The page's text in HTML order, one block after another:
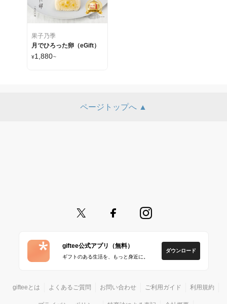
果子乃季
月でひろった卵（eGift）
¥1,880~
ページトップへ ▲
giftee公式アプリ（無料）
ギフトのある生活を、もっと身近に。
ダウンロード
gifteeとは よくあるご質問 お問い合わせ ご利用ガイド 利用規約